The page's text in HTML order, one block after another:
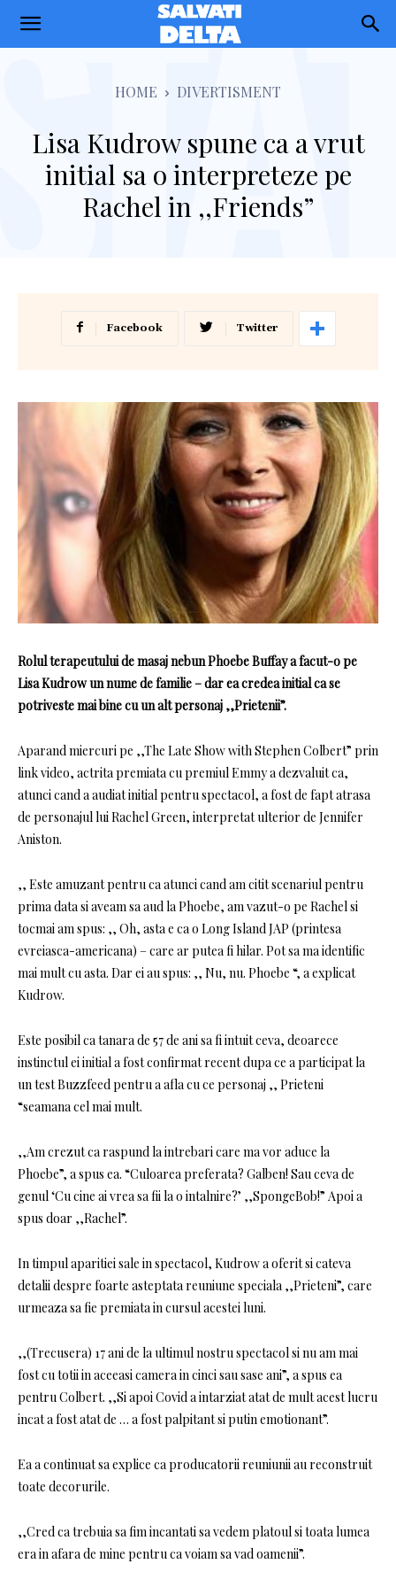
Salvati
HOME DIVERTISMENT
Lisa Kudrow spune ca a vrut
initial sa o interpreteze pe
Rachel in ,,Friends”
Facebook Twitter
Rolul terapeutului de masaj nebun Phoebe Buffay a facut-o pe
Lisa Kudrow un nume de familie – dar ea credea initial ca se
potriveste mai bine cu un alt personaj ,,Prietenii”.
Aparand miercuri pe ,,The Late Show with Stephen Colbert” prin
link video, actrita premiata cu premiul Emmy a dezvaluit ca,
atunci cand a audiat initial pentru spectacol, a fost de fapt atrasa
de personajul lui Rachel Green, interpretat ulterior de Jennifer
Aniston.
,, Este amuzant pentru ca atunci cand am citit scenariul pentru
prima data si aveam sa aud la Phoebe, am vazut-o pe Rachel si
tocmai am spus: ,, Oh, asta e ca o Long Island JAP (printesa
evreiasca-americana) – care ar putea fi hilar. Pot sa ma identific
mai mult cu asta. Dar ei au spus: ,, Nu, nu. Phoebe “, a explicat
Kudrow.
Este posibil ca tanara de 57 de ani sa fi intuit ceva, deoarece
instinctul ei initial a fost confirmat recent dupa ce a participat la
un test Buzzfeed pentru a afla cu ce personaj ,, Prieteni
“seamana cel mai mult.
,,Am crezut ca raspund la intrebari care ma vor aduce la
Phoebe”, a spus ea. “Culoarea preferata? Galben! Sau ceva de
genul ‘Cu cine ai vrea sa fii la o intalnire?’ ,,SpongeBob!” Apoi a
spus doar ,,Rachel”.
In timpul aparitiei sale in spectacol, Kudrow a oferit si cateva
detalii despre foarte asteptata reuniune speciala ,,Prieteni”, care
urmeaza sa fie premiata in cursul acestei luni.
,,(Trecusera) 17 ani de la ultimul nostru spectacol si nu am mai
fost cu totii in aceeasi camera in cinci sau sase ani”, a spus ea
pentru Colbert. ,,Si apoi Covid a intarziat atat de mult acest lucru
incat a fost atat de … a fost palpitant si putin emotionant”.
Ea a continuat sa explice ca producatorii reuniunii au reconstruit
toate decorurile.
,,Cred ca trebuia sa fim incantati sa vedem platoul si toata lumea
era in afara de mine pentru ca voiam sa vad oamenii”.